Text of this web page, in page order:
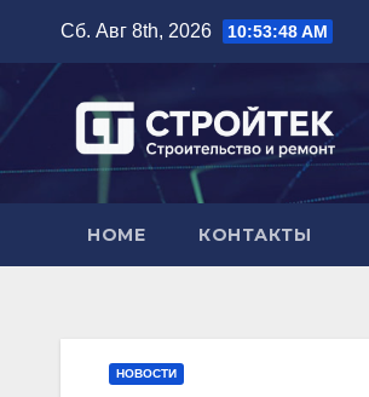
содержимому
Сб. Авг 8th, 2026 10:53:49 AM
HOME КОНТАКТЫ
НОВОСТИ